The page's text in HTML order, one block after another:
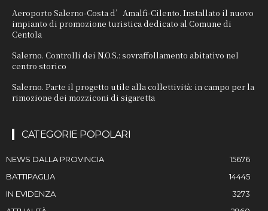
Aeroporto Salerno-Costa d’Amalfi-Cilento. Installato il nuovo
impianto di promozione turistica dedicato al Comune di
Centola
Salerno. Controlli dei N.O.S.: sovraffollamento abitativo nel
centro storico
Salerno. Parte il progetto utile alla collettività: in campo per la
rimozione dei mozziconi di sigaretta
CATEGORIE POPOLARI
NEWS DALLA PROVINCIA
15676
BATTIPAGLIA
14445
IN EVIDENZA
3273